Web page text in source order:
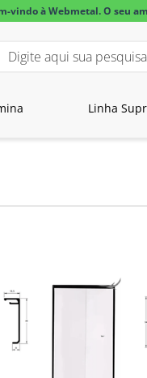
vindo à Webmetal. O seu
Digite aqui sua pesquisa...
Linha
alumínio
alumínio